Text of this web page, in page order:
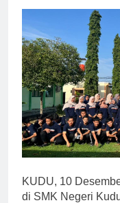
KUDU, 10
di SMK Negeri